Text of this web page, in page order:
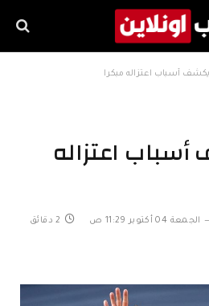
أسباب اعتزاله مبكرا
اعتزاله
الجمعة 04 أكتوبر 11:29 ص 2 دقائق